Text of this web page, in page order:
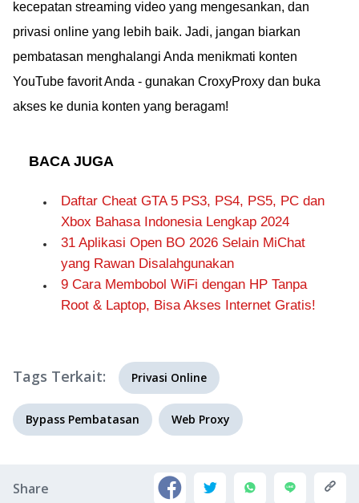
kecepatan streaming video yang mengesankan, dan
privasi online yang lebih baik. Jadi, jangan biarkan
pembatasan menghalangi Anda menikmati konten
YouTube favorit Anda - gunakan CroxyProxy dan buka
akses ke dunia konten yang beragam!
BACA JUGA
Daftar Cheat GTA 5 PS3, PS4, PS5, PC dan
Xbox Bahasa Indonesia Lengkap 2024
31 Aplikasi Open BO 2026 Selain MiChat
yang Rawan Disalahgunakan
9 Cara Membobol WiFi dengan HP Tanpa
Root & Laptop, Bisa Akses Internet Gratis!
Tags Terkait: Privasi Online
Bypass Pembatasan Web Proxy
Share